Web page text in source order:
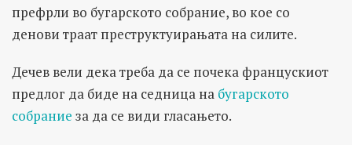
префрли во бугарското собрание, во кое со
денови траат преструктуирањата на силите.
Дечев вели дека треба да се почека францускиот
предлог да биде на седница на бугарското
собрание за да се види гласањето.